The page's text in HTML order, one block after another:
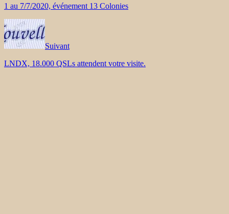
1 au 7/7/2020, événement 13 Colonies
Suivant
LNDX, 18.000 QSLs attendent votre visite.